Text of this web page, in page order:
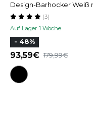
Design-Barhocker Weiß
Auf Lager 1 Woche
(3)
- 48%
93,59 179,99